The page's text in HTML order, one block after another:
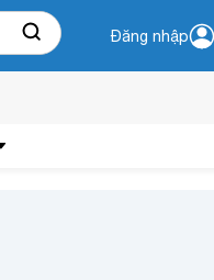
Đăng nhập